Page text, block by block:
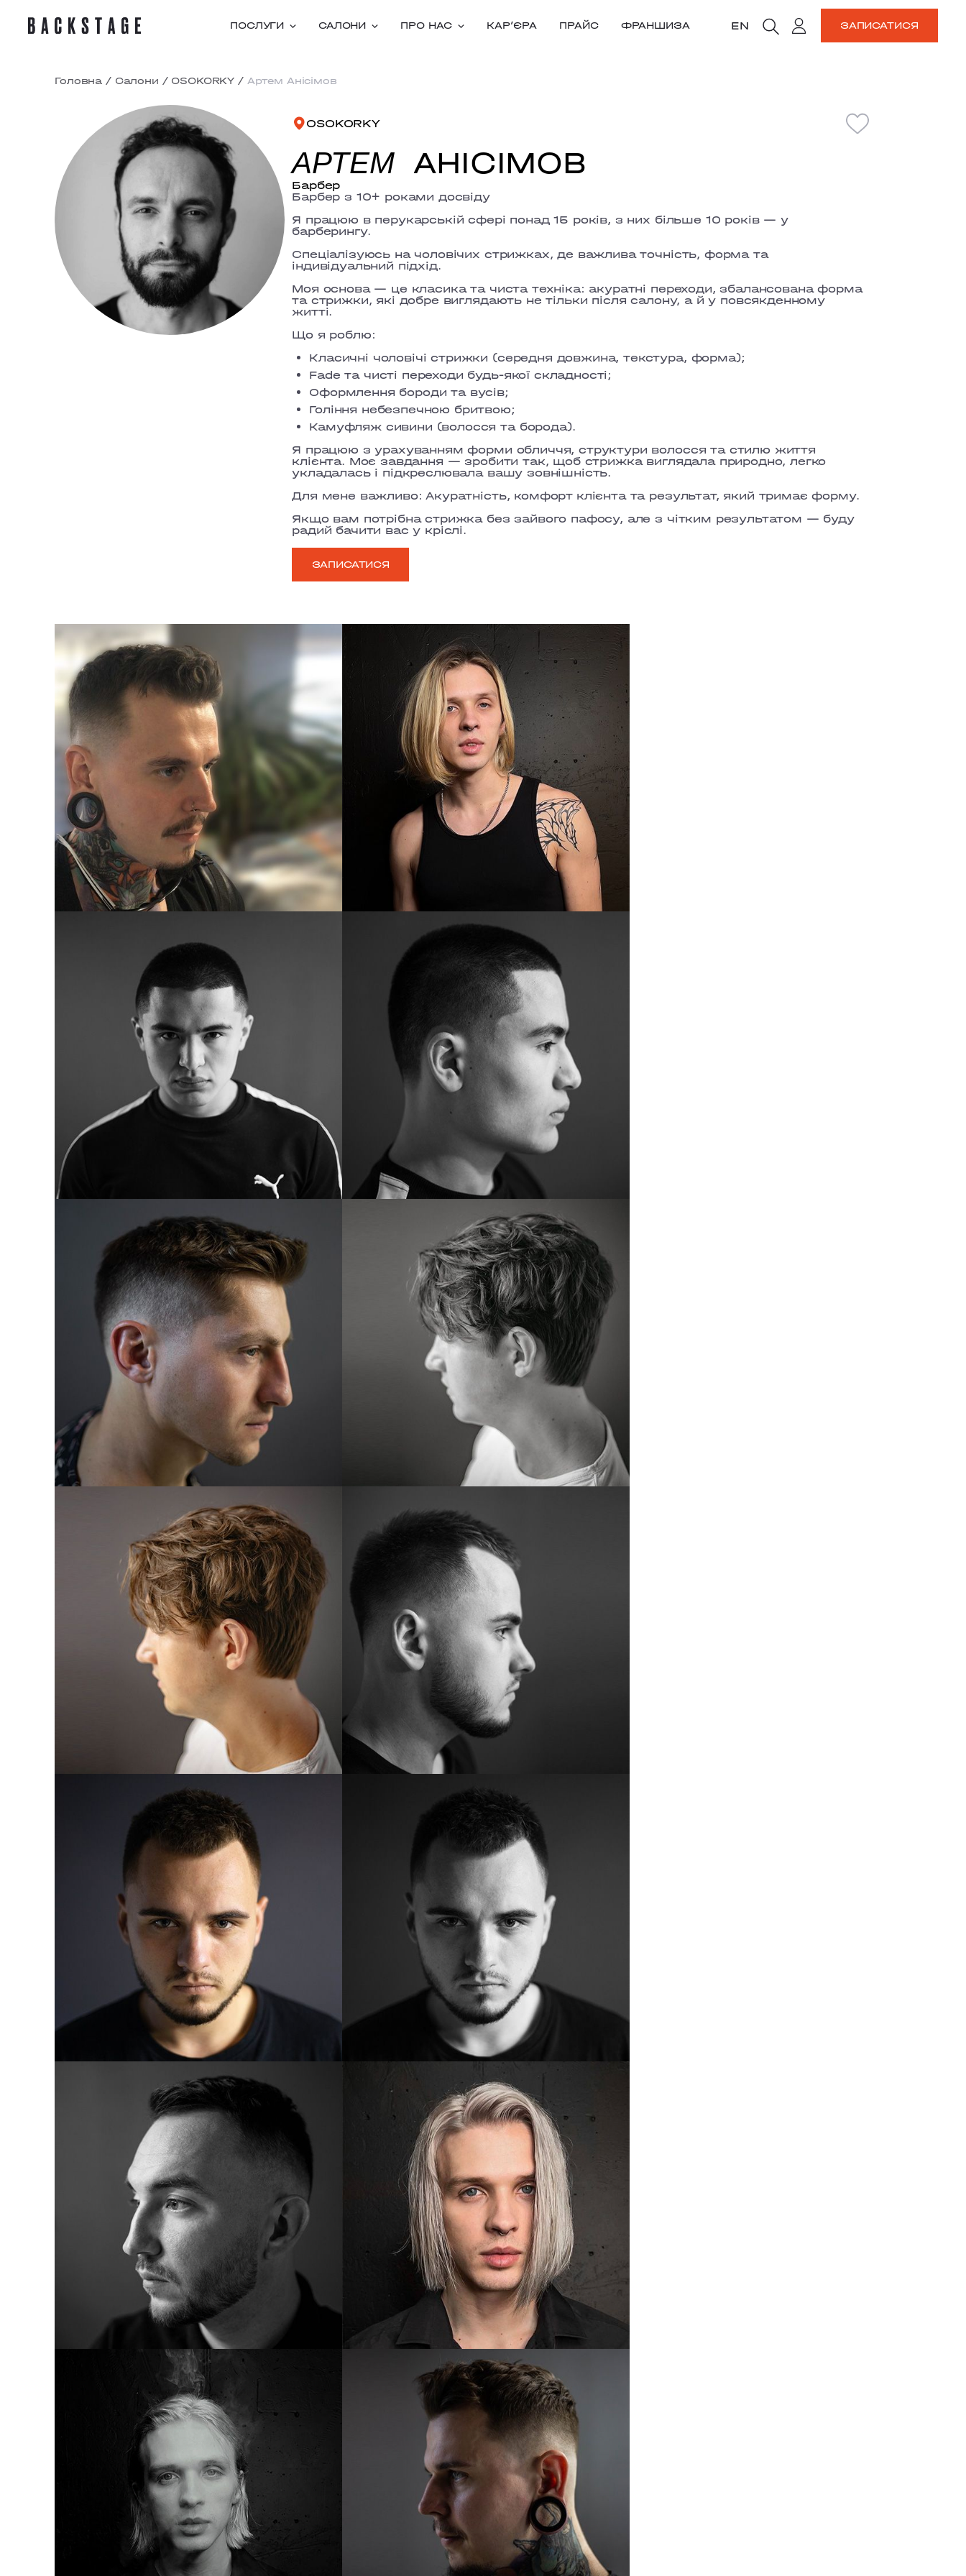
ПОСЛУГИ САЛОНИ ПРО НАС КАРʼЄРА ПРАЙС ФРАНШИЗА EN ЗАПИСАТИСЯ
Головна / Салони / OSOKORKY / Артем Анісімов
OSOKORKY
АРТЕМ АНІСІМОВ
Барбер
Барбер з 10+ роками досвіду
Я працюю в перукарській сфері понад 15 років, з них більше 10 років — у
барберингу.
Спеціалізуюсь на чоловічих стрижках, де важлива точність, форма та
індивідуальний підхід.
Моя основа — це класика та чиста техніка: акуратні переходи, збалансована форма
та стрижки, які добре виглядають не тільки після салону, а й у повсякденному
житті.
Що я роблю:
Класичні чоловічі стрижки (середня довжина, текстура, форма);
Fade та чисті переходи будь-якої складності;
Оформлення бороди та вусів;
Гоління небезпечною бритвою;
Камуфляж сивини (волосся та борода).
Я працюю з урахуванням форми обличчя, структури волосся та стилю життя
клієнта. Моє завдання — зробити так, щоб стрижка виглядала природно, легко
укладалась і підкреслювала вашу зовнішність.
Для мене важливо:Акуратність, комфорт клієнта та результат, який тримає форму.
Якщо вам потрібна стрижка без зайвого пафосу, але з чітким результатом — буду
радий бачити вас у кріслі.
ЗАПИСАТИСЯ